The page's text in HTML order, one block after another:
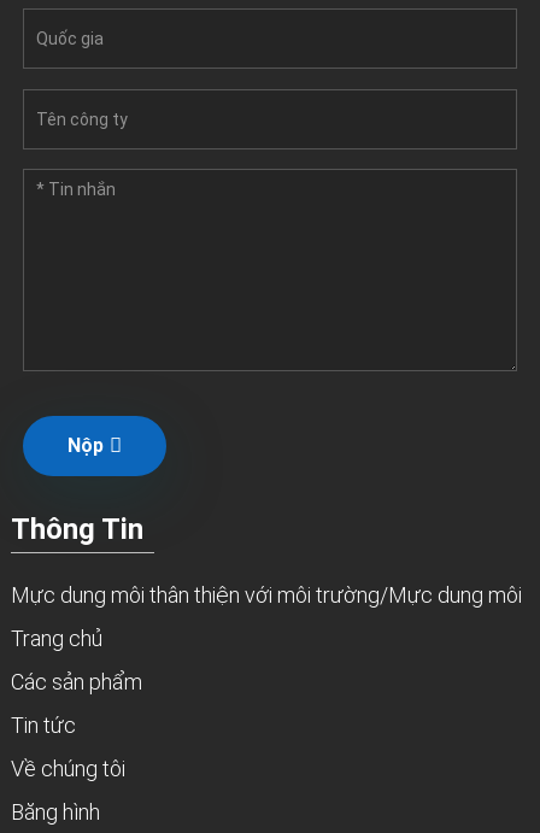
Nộp
Thông Tin
Mực dung môi thân thiện với môi trường/Mực dung môi
Trang chủ
Các sản phẩm
Tin tức
Về chúng tôi
Băng hình